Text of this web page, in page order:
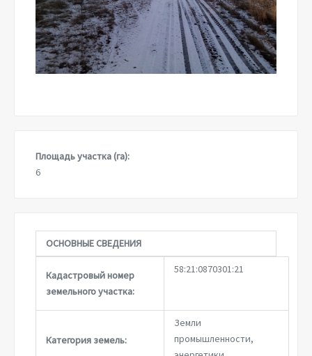
Площадь участка (га):
6
ОСНОВНЫЕ СВЕДЕНИЯ
Кадастровый номер
земельного участка:
58:21:0870301:21
Категория земель:
Земли
промышленности,